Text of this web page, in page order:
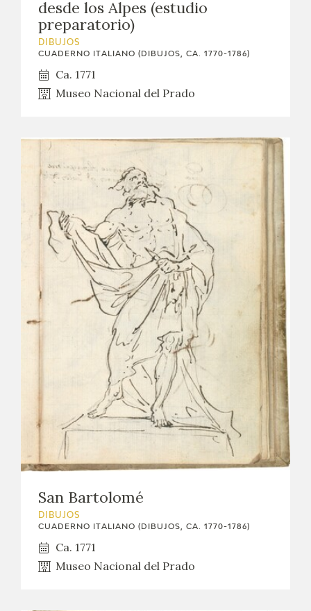
desde los Alpes (estudio
preparatorio)
DIBUJOS
CUADERNO ITALIANO (DIBUJOS, CA. 1770-1786)
Ca. 1771
Museo Nacional del Prado
San Bartolomé
DIBUJOS
CUADERNO ITALIANO (DIBUJOS, CA. 1770-1786)
Ca. 1771
Museo Nacional del Prado